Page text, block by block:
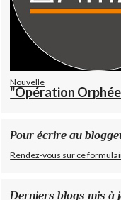
Nouvelle
"Opération
Pour écrire au
Rendez-vous sur ce
Derniers blogs mis à